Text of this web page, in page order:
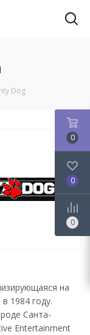
Dog
на
1984 году.
Санта-
Entertainment
0
0
0